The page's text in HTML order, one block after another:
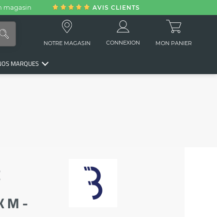
magasin AVIS CLIENTS
NOTRE MAGASIN CONNEXION MON PANIER
MARQUES
M -